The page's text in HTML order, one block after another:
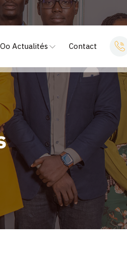
Oo Actualités Contact